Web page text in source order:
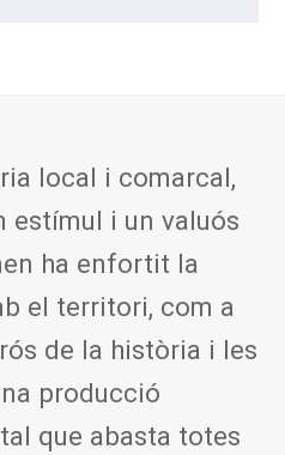
local i comarcal,
estímul i un valuós
ha enfortit la
el territori, com a
de la història i les
producció
que abasta totes